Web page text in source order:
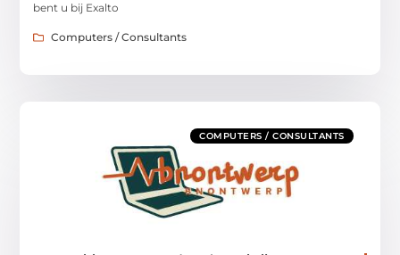
bent u bij Exalto
Computers / Consultants
COMPUTERS / CONSULTANTS